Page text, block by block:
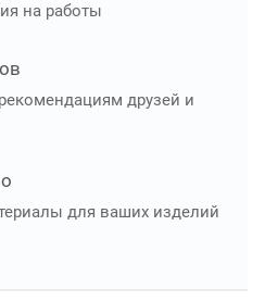
на работы
друзей и
для ваших изделий